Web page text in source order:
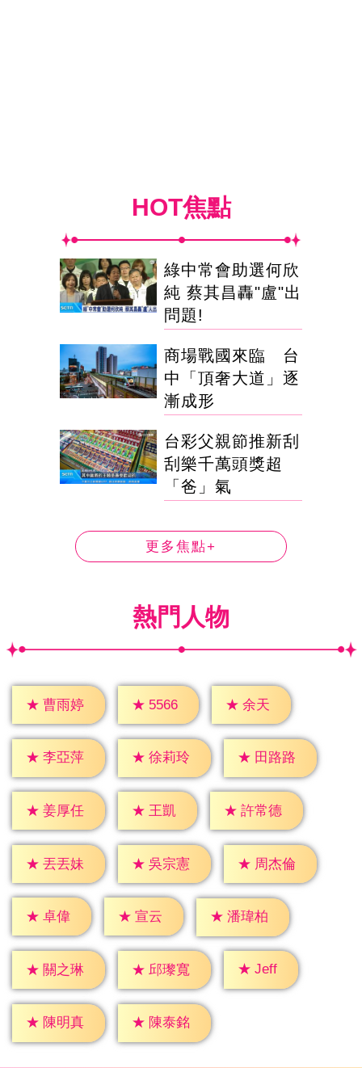
HOT焦點
綠中常會助選何欣
純 蔡其昌轟"盧"出
問題!
商場戰國來臨 台
中「頂奢大道」逐
漸成形
台彩父親節推新刮
刮樂千萬頭獎超
「爸」氣
更多焦點+
熱門人物
★ 曹雨婷 ★ 5566 ★ 余天
★ 李亞萍 ★ 徐莉玲 ★ 田路路
★ 姜厚任 ★ 王凱 ★ 許常德
★ 丟丟妹 ★ 吳宗憲 ★ 周杰倫
★ 卓偉 ★ 宣云 ★ 潘瑋柏
★ 關之琳 ★ 邱瓈寬 ★ Jeff
★ 陳明真 ★ 陳泰銘